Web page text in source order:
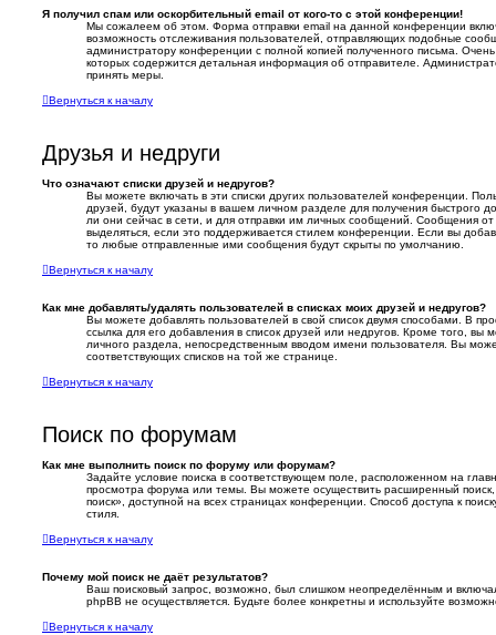
Я получил спам или оскорбительный email от кого-то с этой конференции!
Мы сожалеем об этом. Форма отправки email на данной конференции
возможность отслеживания пользователей, отправляющих подобные
администратору конференции с полной копией полученного письма.
которых содержится детальная информация об отправителе.
принять меры.
Вернуться к началу
Друзья и недруги
Что означают списки друзей и недругов?
Вы можете включать в эти списки других пользователей конференции.
друзей, будут указаны в вашем личном разделе для получения быстрого
ли они сейчас в сети, и для отправки им личных сообщений. Сообщения от
выделяться, если это поддерживается стилем конференции. Если вы
то любые отправленные ими сообщения будут скрыты по умолчанию.
Вернуться к началу
Как мне добавлять/удалять пользователей в списках моих друзей и недругов?
Вы можете добавлять пользователей в свой список двумя способами. В
ссылка для его добавления в список друзей или недругов. Кроме того, вы
личного раздела, непосредственным вводом имени пользователя. Вы
соответствующих списков на той же странице.
Вернуться к началу
Поиск по форумам
Как мне выполнить поиск по форуму или форумам?
Задайте условие поиска в соответствующем поле, расположенном на
просмотра форума или темы. Вы можете осуществить расширенный
поиск», доступной на всех страницах конференции. Способ доступа к
стиля.
Вернуться к началу
Почему мой поиск не даёт результатов?
Ваш поисковый запрос, возможно, был слишком неопределённым и
phpBB не осуществляется. Будьте более конкретны и используйте
Вернуться к началу